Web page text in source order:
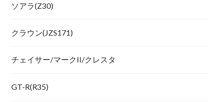
ソアラ(Z30)
クラウン(JZS171)
チェイサー/マークII/クレスタ
GT-R(R35)